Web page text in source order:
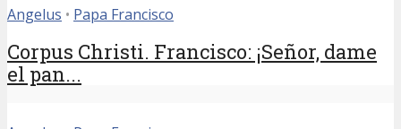
Angelus • Papa Francisco
Corpus Christi. Francisco: ¡Señor, dame
el pan...